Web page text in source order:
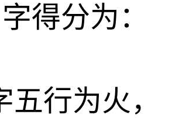
得分为：
五行为火 ，